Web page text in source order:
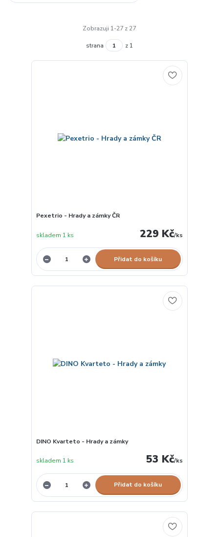
Zobrazuji 1-27 z 27
strana z 1
Pexetrio - Hrady a zámky ČR
229 Kč/ks
skladem 1 ks
Přidat do košíku
DINO Kvarteto - Hrady a zámky
53 Kč/ks
skladem 1 ks
Přidat do košíku